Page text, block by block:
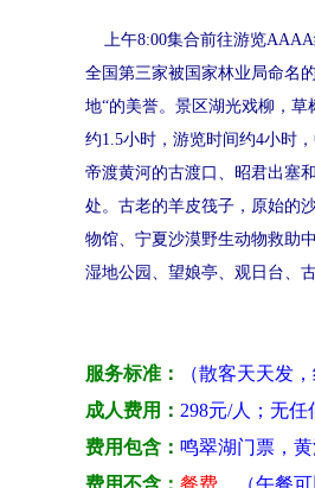
上午8:00集合前往游览
全国第三家被国家林业局命名
地“的美誉。景区湖光戏柳，草
约1.5小时，游览时间约4小时，
帝渡黄河的古渡口、昭君出塞
处。古老的羊皮筏子，原始的
物馆、宁夏沙漠野生动物救助
湿地公园、望娘亭、观日台、
服务标准 ：
（散客天天发
成人费用 ： 298元/人；无任
费用包含 ： 鸣翠湖门票，
费用不含： 餐费。 （午餐